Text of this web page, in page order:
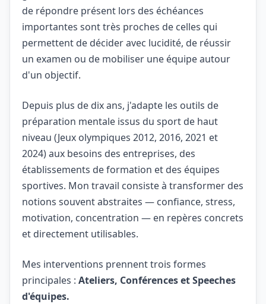
de répondre présent lors des échéances
importantes sont très proches de celles qui
permettent de décider avec lucidité, de réussir
un examen ou de mobiliser une équipe autour
d'un objectif.
Depuis plus de dix ans, j'adapte les outils de
préparation mentale issus du sport de haut
niveau (Jeux olympiques 2012, 2016, 2021 et
2024) aux besoins des entreprises, des
établissements de formation et des équipes
sportives. Mon travail consiste à transformer des
notions souvent abstraites — confiance, stress,
motivation, concentration — en repères concrets
et directement utilisables.
Mes interventions prennent trois formes
principales : Ateliers, Conférences et Speeches
d'équipes.